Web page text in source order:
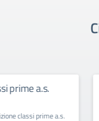
Primo giorno
Savoia
26